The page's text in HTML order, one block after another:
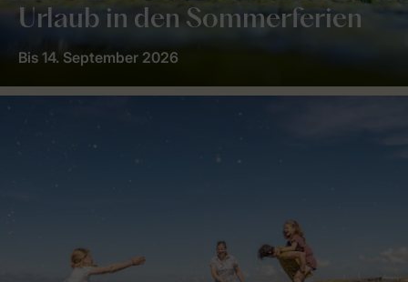
Urlaub in den Sommerferien
Bis 14. September 2026